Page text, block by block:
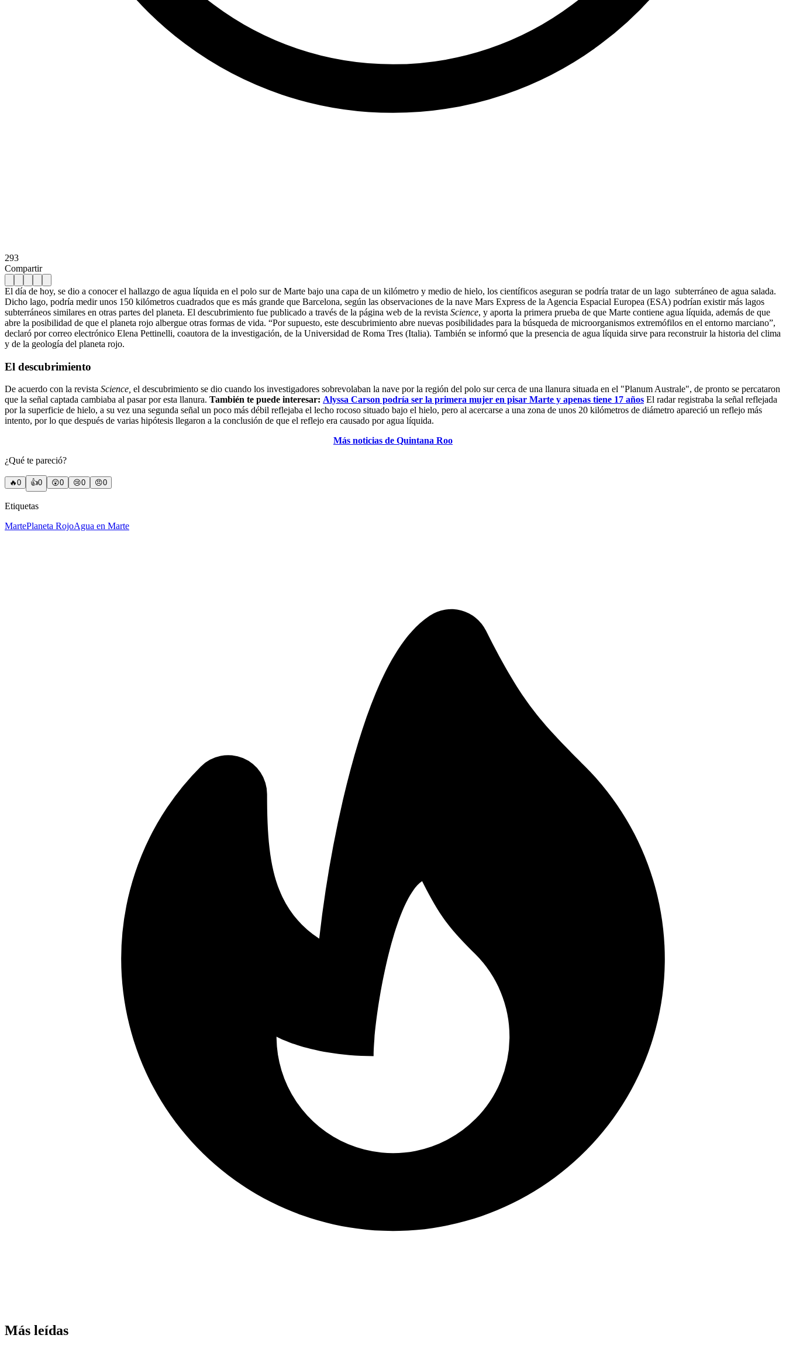
293
Compartir
El día de hoy, se dio a conocer el hallazgo de agua líquida en el polo sur de Marte bajo una capa de un kilómetro y medio de hielo, los científicos aseguran se podría tratar de un lago subterráneo de agua salada.
Dicho lago, podría medir unos 150 kilómetros cuadrados que es más grande que Barcelona, según las observaciones de la nave Mars Express de la Agencia Espacial Europea (ESA) podrían existir más lagos
subterráneos similares en otras partes del planeta. El descubrimiento fue publicado a través de la página web de la revista Science, y aporta la primera prueba de que Marte contiene agua líquida, además de que
abre la posibilidad de que el planeta rojo albergue otras formas de vida. “Por supuesto, este descubrimiento abre nuevas posibilidades para la búsqueda de microorganismos extremófilos en el entorno marciano”,
declaró por correo electrónico Elena Pettinelli, coautora de la investigación, de la Universidad de Roma Tres (Italia). También se informó que la presencia de agua líquida sirve para reconstruir la historia del clima
y de la geología del planeta rojo.
El descubrimiento
De acuerdo con la revista Science, el descubrimiento se dio cuando los investigadores sobrevolaban la nave por la región del polo sur cerca de una llanura situada en el "Planum Australe", de pronto se percataron
que la señal captada cambiaba al pasar por esta llanura. También te puede interesar: Alyssa Carson podría ser la primera mujer en pisar Marte y apenas tiene 17 años El radar registraba la señal reflejada
por la superficie de hielo, a su vez una segunda señal un poco más débil reflejaba el lecho rocoso situado bajo el hielo, pero al acercarse a una zona de unos 20 kilómetros de diámetro apareció un reflejo más
intento, por lo que después de varias hipótesis llegaron a la conclusión de que el reflejo era causado por agua líquida.
Más noticias de Quintana Roo
¿Qué te pareció?
🔥0 👍0 😲0 😢0 😠0
Etiquetas
MartePlaneta RojoAgua en Marte
Más leídas